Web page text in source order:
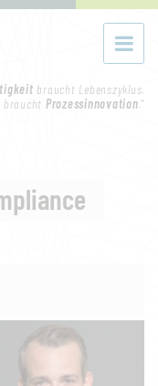
braucht Lebenszyklus.
braucht Prozessinnovation."